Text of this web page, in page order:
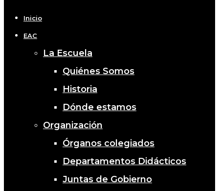
Inicio
EAC
La Escuela
Quiénes Somos
Historia
Dónde estamos
Organización
Órganos colegiados
Departamentos Didácticos
Juntas de Gobierno